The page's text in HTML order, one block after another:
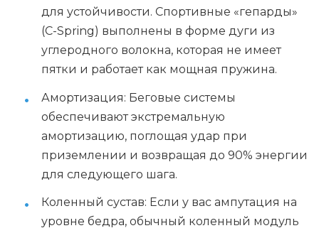
для устойчивости. Спортивные «гепарды»
(C-Spring) выполнены в форме дуги из
углеродного волокна, которая не имеет
пятки и работает как мощная пружина.
Амортизация: Беговые системы
обеспечивают экстремальную
амортизацию, поглощая удар при
приземлении и возвращая до 90% энергии
для следующего шага.
Коленный сустав: Если у вас ампутация на
уровне бедра, обычный коленный модуль